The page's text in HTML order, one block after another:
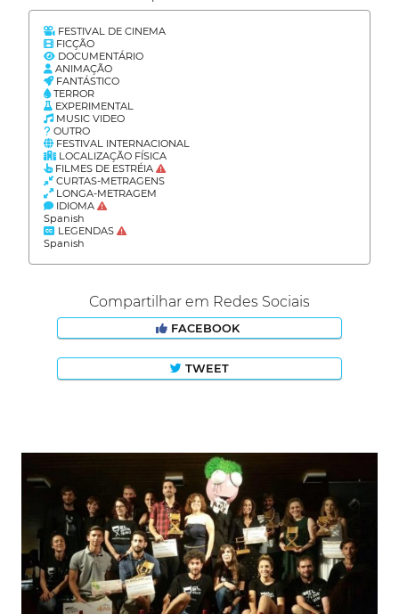
FESTIVAL DE CINEMA
FICÇÃO
DOCUMENTÁRIO
ANIMAÇÃO
FANTÁSTICO
TERROR
EXPERIMENTAL
MUSIC VIDEO
OUTRO
FESTIVAL INTERNACIONAL
LOCALIZAÇÃO FÍSICA
FILMES DE ESTRÉIA
CURTAS-METRAGENS
LONGA-METRAGEM
IDIOMA
Spanish
LEGENDAS
Spanish
Compartilhar em Redes Sociais
FACEBOOK
TWEET